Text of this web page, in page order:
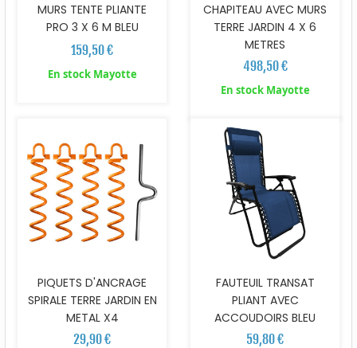
MURS TENTE PLIANTE
PRO 3 X 6 M BLEU
159,50 €
En stock Mayotte
CHAPITEAU AVEC MURS
TERRE JARDIN 4 X 6
METRES
498,50 €
En stock Mayotte
PIQUETS D'ANCRAGE
SPIRALE TERRE JARDIN EN
METAL X4
29,90 €
FAUTEUIL TRANSAT
PLIANT AVEC
ACCOUDOIRS BLEU
59,80 €